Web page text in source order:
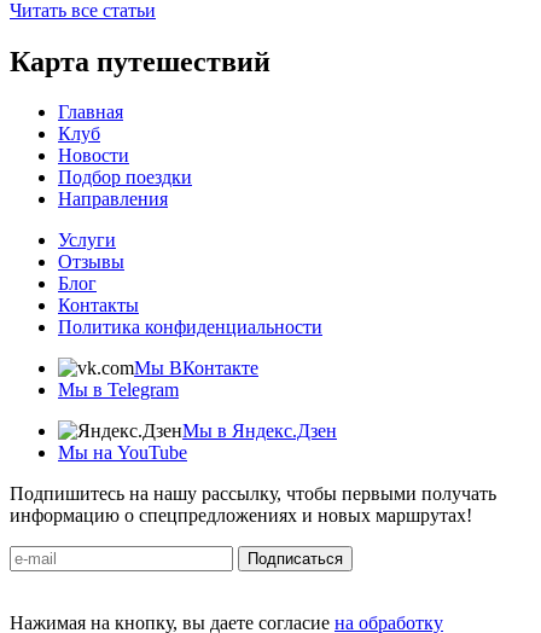
Читать все статьи
Карта путешествий
Главная
Клуб
Новости
Подбор поездки
Направления
Услуги
Отзывы
Блог
Контакты
Политика конфиденциальности
Мы ВКонтакте
Мы в Telegram
Мы в Яндекс.Дзен
Мы на YouTube
Подпишитесь на нашу рассылку, чтобы первыми получать
информацию о спецпредложениях и новых маршрутах!
Подписаться
Нажимая на кнопку, вы даете согласие на обработку